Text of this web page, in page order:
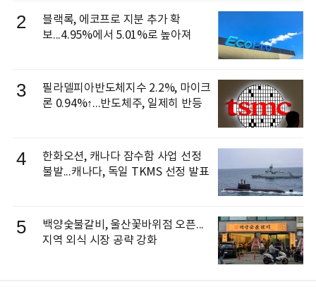
2
블랙록, 에코프로 지분 추가 확
보...4.95%에서 5.01%로 높아져
3
필라델피아반도체지수 2.2%, 마이크
론 0.94%↑...반도체주, 일제히 반등
4
한화오션, 캐나다 잠수함 사업 선정
불발...캐나다, 독일 TKMS 선정 발표
5
백양숯불갈비, 울산꽃바위점 오픈...
지역 외식 시장 공략 강화